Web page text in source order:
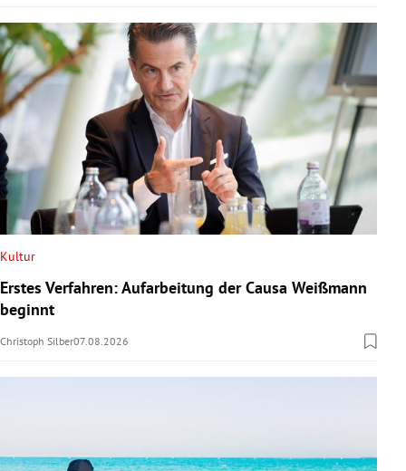
Kultur
Erstes Verfahren: Aufarbeitung der Causa Weißmann
beginnt
Christoph Silber07.08.2026